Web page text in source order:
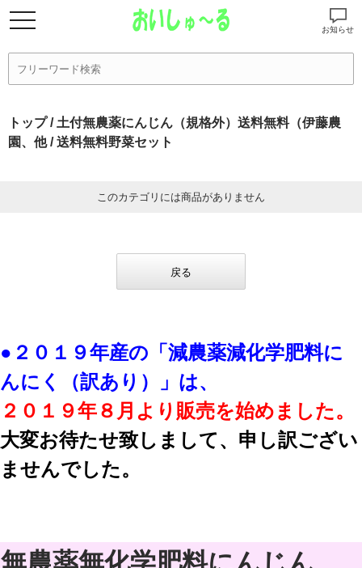
お知らせ
トップ/ 土付無農薬にんじん（規格外）送料無料（伊藤農
園、他/ 送料無料野菜セット
このカテゴリには商品がありません
戻る
●２０１９年産の「減農薬減化学肥料に
んにく（訳あり）」は、
２０１９年８月より販売を始めました。
大変お待たせ致しまして、申し訳ござい
ませんでした。